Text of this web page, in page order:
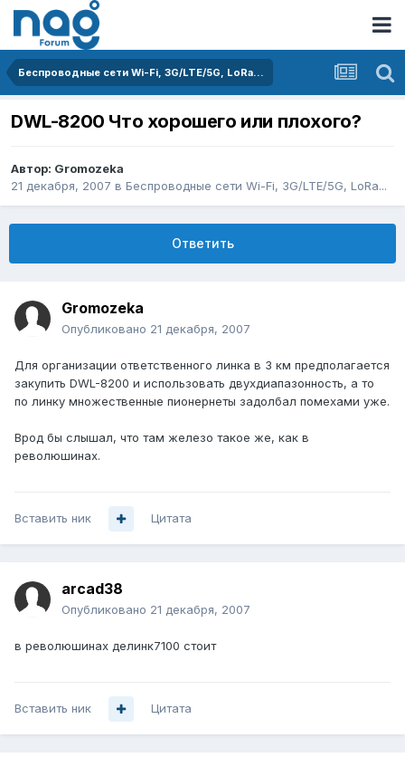
Беспроводные сети Wi-Fi, 3G/LTE/5G, LoRa...
DWL-8200 Что хорошего или плохого?
Автор: Gromozeka
21 декабря, 2007 в Беспроводные сети Wi-Fi, 3G/LTE/5G, LoRa...
Ответить
Gromozeka
Опубликовано 21 декабря, 2007
Для организации ответственного линка в 3 км предполагается
закупить DWL-8200 и использовать двухдиапазонность, а то
по линку множественные пионернеты задолбал помехами уже.
Врод бы слышал, что там железо такое же, как в
революшинах.
Вставить ник Цитата
arcad38
Опубликовано 21 декабря, 2007
в революшинах делинк7100 стоит
Вставить ник Цитата